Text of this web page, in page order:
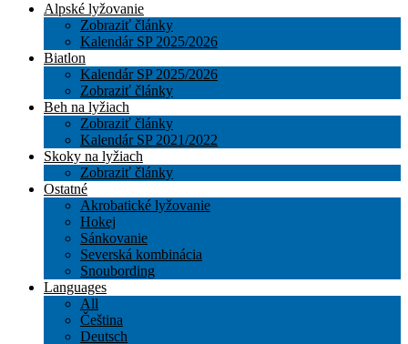
Alpské lyžovanie
Zobraziť články
Kalendár SP 2025/2026
Biatlon
Kalendár SP 2025/2026
Zobraziť články
Beh na lyžiach
Zobraziť články
Kalendár SP 2021/2022
Skoky na lyžiach
Zobraziť články
Ostatné
Akrobatické lyžovanie
Hokej
Sánkovanie
Severská kombinácia
Snoubording
Languages
All
Čeština
Deutsch